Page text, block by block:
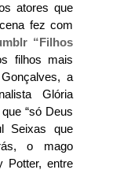
atores que
fez com
“Filhos
filhos mais
a
Glória
“só Deus
Seixas que
o mago
Potter, entre